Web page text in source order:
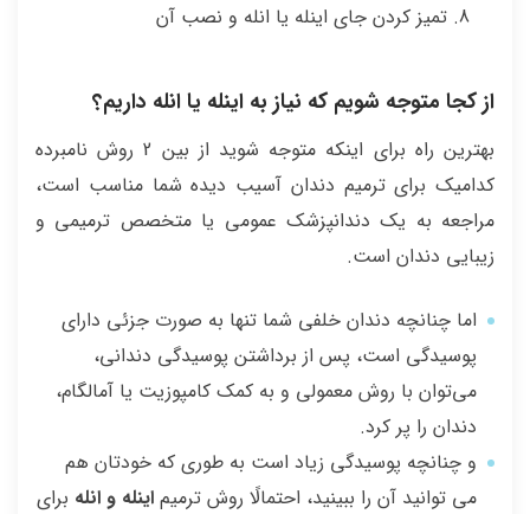
تمیز کردن جای اینله یا انله و نصب آن
از کجا متوجه شویم که نیاز به اینله یا انله داریم؟
بهترین راه برای اینکه متوجه شوید از بین 2 روش نامبرده
کدامیک برای ترمیم دندان آسیب دیده شما مناسب است،
مراجعه به یک دندانپزشک عمومی یا متخصص ترمیمی و
زیبایی دندان است.
اما چنانچه دندان خلفی شما تنها به صورت جزئی دارای
پوسیدگی است، پس از برداشتن پوسیدگی دندانی،
می‌توان با روش معمولی و به کمک کامپوزیت یا آمالگام،
دندان را پر کرد.
و چنانچه پوسیدگی زیاد است به طوری که خودتان هم
می توانید آن را ببینید، احتمالًا روش ترمیم اینله و انله برای